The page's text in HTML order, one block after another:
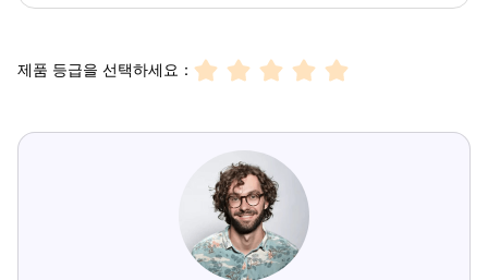
제품 등급을 선택하세요：